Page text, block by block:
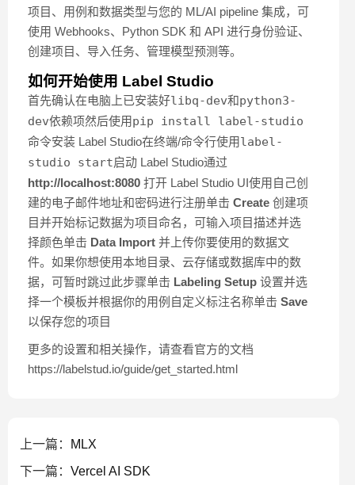
项目、用例和数据类型与您的 ML/AI pipeline 集成，可
使用 Webhooks、Python SDK 和 API 进行身份验证、
创建项目、导入任务、管理模型预测等。
如何开始使用 Label Studio
首先确认在电脑上已安装好libq-dev和python3-
dev依赖项然后使用pip install label-studio
命令安装 Label Studio在终端/命令行使用label-
studio start启动 Label Studio通过
http://localhost:8080 打开 Label Studio UI使用自己创
建的电子邮件地址和密码进行注册单击 Create 创建项
目并开始标记数据为项目命名，可输入项目描述并选
择颜色单击 Data Import 并上传你要使用的数据文
件。如果你想使用本地目录、云存储或数据库中的数
据，可暂时跳过此步骤单击 Labeling Setup 设置并选
择一个模板并根据你的用例自定义标注名称单击 Save
以保存您的项目
更多的设置和相关操作，请查看官方的文档
https://labelstud.io/guide/get_started.html
上一篇：
MLX
下一篇： Vercel AI SDK